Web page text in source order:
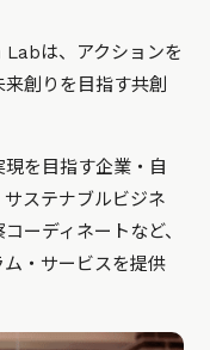
は、アクションを
創りを目指す共創
を目指す企業・自
ステナブルビジネ
ーディネートなど、
・サービスを提供